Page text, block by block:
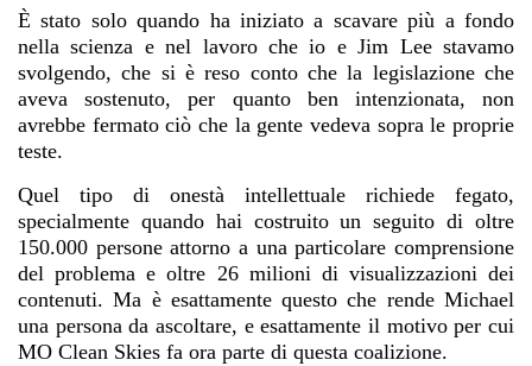
È stato solo quando ha iniziato a scavare più a fondo
nella scienza e nel lavoro che io e Jim Lee stavamo
svolgendo, che si è reso conto che la legislazione che
aveva sostenuto, per quanto ben intenzionata, non
avrebbe fermato ciò che la gente vedeva sopra le proprie
teste.
Quel tipo di onestà intellettuale richiede fegato,
specialmente quando hai costruito un seguito di oltre
150.000 persone attorno a una particolare comprensione
del problema e oltre 26 milioni di visualizzazioni dei
contenuti. Ma è esattamente questo che rende Michael
una persona da ascoltare, e esattamente il motivo per cui
MO Clean Skies fa ora parte di questa coalizione.